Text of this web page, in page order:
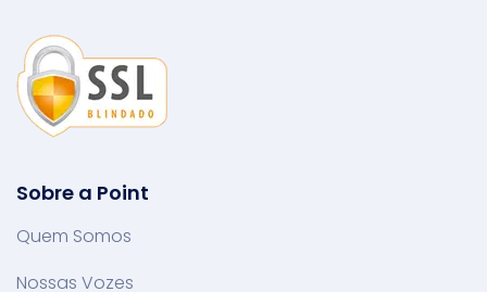
Sobre a Point
Quem Somos
Nossas Vozes